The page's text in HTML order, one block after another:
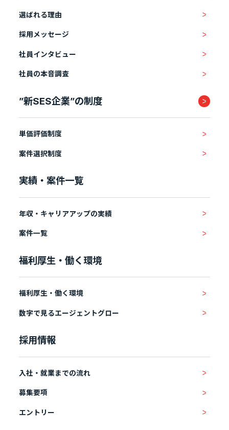
選ばれる理由
採用メッセージ
社員インタビュー
社員の本音調査
”新SES企業”の制度
単価評価制度
案件選択制度
実績・案件一覧
年収・キャリアアップの実績
案件一覧
福利厚生・働く環境
福利厚生・働く環境
数字で見るエージェントグロー
採用情報
入社・就業までの流れ
募集要項
エントリー